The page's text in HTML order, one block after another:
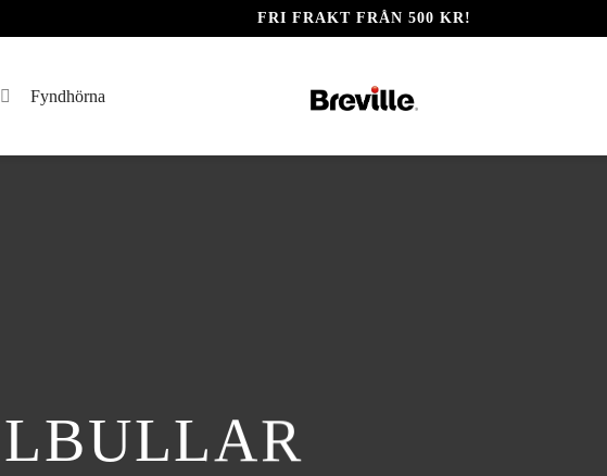
FRI FRAKT FRÅN 500 KR!
Fyndhörna